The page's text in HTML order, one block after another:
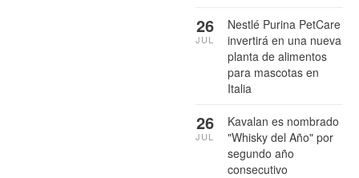
Nestlé Purina PetCare
invertirá en una nueva
planta de alimentos
para mascotas en
Italia
26
JUL
Kavalan es nombrado
"Whisky del Año" por
segundo año
consecutivo
26
JUL